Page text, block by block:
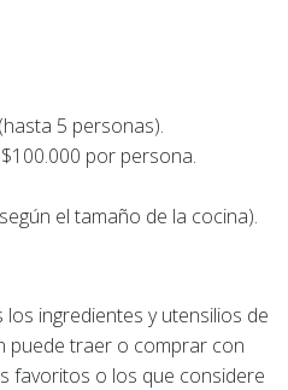
5 personas).
por persona.
el tamaño de la cocina).
ingredientes y utensilios de
puede traer o comprar con
favoritos o los que considere